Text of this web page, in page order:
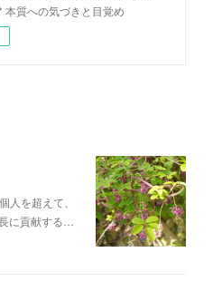
質への気づきと目覚め
人を超えて、
に貢献する…